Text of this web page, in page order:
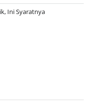
Ini Syaratnya